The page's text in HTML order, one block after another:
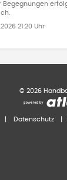
Begegnungen
21:20 Uhr
© 2026
Datenschutz